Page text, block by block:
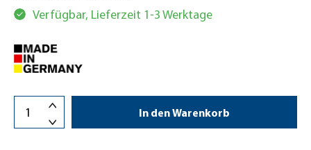
Verfügbar, Lieferzeit 1-3 Werktage
In den Warenkorb